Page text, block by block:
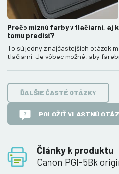
Články k produktu
Canon PGI-5Bk
Prečo miznú farby v tlačiarni, aj
tomu predísť?
To sú jedny z najčastejších otázok
tlačiarní. Je vôbec možné, aby
ĎALŠIE ČASTÉ OTÁZKY
POLOŽIŤ VLASTNÚ